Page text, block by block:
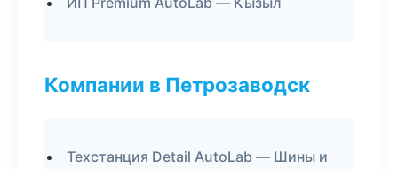
Компании в Петрозаводск
Техстанция Detail AutoLab — Шины и